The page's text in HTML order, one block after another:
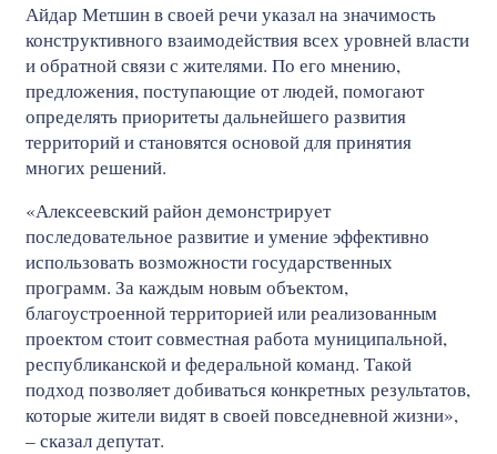
Айдар Метшин в своей речи указал на значимость
конструктивного взаимодействия всех уровней власти
и обратной связи с жителями. По его мнению,
предложения, поступающие от людей, помогают
определять приоритеты дальнейшего развития
территорий и становятся основой для принятия
многих решений.
«Алексеевский район демонстрирует
последовательное развитие и умение эффективно
использовать возможности государственных
программ. За каждым новым объектом,
благоустроенной территорией или реализованным
проектом стоит совместная работа муниципальной,
республиканской и федеральной команд. Такой
подход позволяет добиваться конкретных результатов,
которые жители видят в своей повседневной жизни»,
– сказал депутат.